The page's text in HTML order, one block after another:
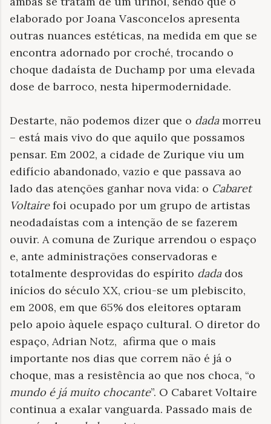
elaborado por Joana Vasconcelos apresenta
outras nuances estéticas, na medida em que se
encontra adornado por croché, trocando o
choque dadaísta de Duchamp por uma elevada
dose de barroco, nesta hipermodernidade.
Destarte, não podemos dizer que o dadamorreu
– está mais vivo do que aquilo que possamos
pensar. Em 2002, a cidade de Zurique viu um
edifício abandonado, vazio e que passava ao
lado das atenções ganhar nova vida: o Cabaret
Voltairefoi ocupado por um grupo de artistas
neodadaístas com a intenção de se fazerem
ouvir. A comuna de Zurique arrendou o espaço
e, ante administrações conservadoras e
totalmente desprovidas do espírito dadados
inícios do século XX, criou-se um plebiscito,
em 2008, em que 65% dos eleitores optaram
pelo apoio àquele espaço cultural. O diretor do
espaço, Adrian Notz, afirma que o mais
importante nos dias que correm não é já o
choque, mas a resistência ao que nos choca, “o
mundo é já muito chocante”. O Cabaret Voltaire
continua a exalar vanguarda. Passado mais de